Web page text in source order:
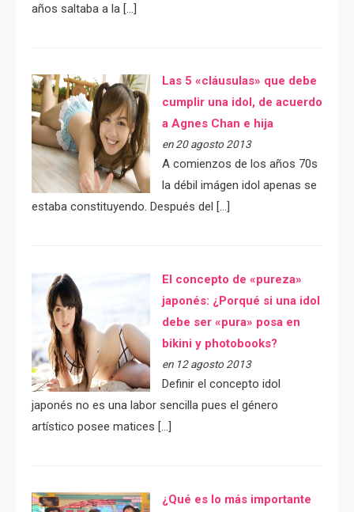
años saltaba a la […]
Las 5 «cláusulas» que debe
cumplir una idol, de acuerdo
a Agnes Chan e hija
en 20 agosto 2013
A comienzos de los años 70s
la débil imágen idol apenas se
estaba constituyendo. Después del […]
El concepto de «pureza»
japonés: ¿Porqué si una idol
debe ser «pura» posa en
bikini y photobooks?
en 12 agosto 2013
Definir el concepto idol
japonés no es una labor sencilla pues el género
artístico posee matices […]
¿Qué es lo más importante